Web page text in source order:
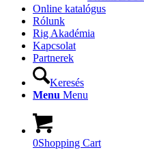
Online katalógus
Rólunk
Rig Akadémia
Kapcsolat
Partnerek
Keresés
Menu Menu
0Shopping Cart